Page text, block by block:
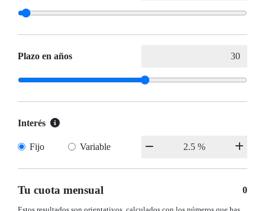
Plazo en años
Interés
Fijo Variable
Tu cuota mensual 0